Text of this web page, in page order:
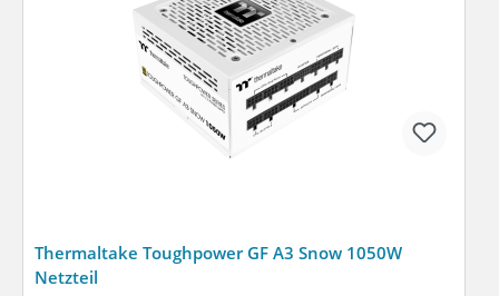
Thermaltake Toughpower GF A3 Snow 1050W
Netzteil